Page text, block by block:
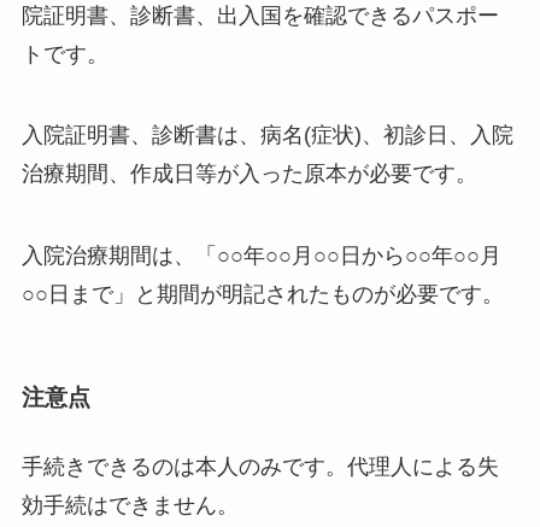
院証明書、診断書、出入国を確認できるパスポー
トです。
入院証明書、診断書は、病名(症状)、初診日、入院
治療期間、作成日等が入った原本が必要です。
入院治療期間は、「○○年○○月○○日から○○年○○月
○○日まで」と期間が明記されたものが必要です。
注意点
手続きできるのは本人のみです。代理人による失
効手続はできません。